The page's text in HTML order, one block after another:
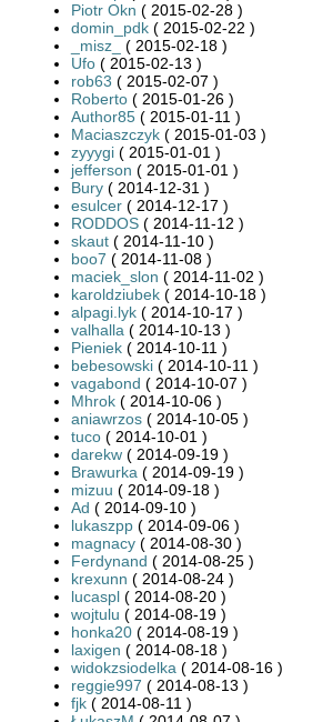
Piotr Okn ( 2015-02-28 )
domin_pdk ( 2015-02-22 )
_misz_
( 2015-02-18 )
Ufo ( 2015-02-13 )
rob63 ( 2015-02-07 )
Roberto ( 2015-01-26 )
Author85 ( 2015-01-11 )
Maciaszczyk ( 2015-01-03 )
zyyygi ( 2015-01-01 )
jefferson ( 2015-01-01 )
Bury ( 2014-12-31 )
esulcer ( 2014-12-17 )
RODDOS ( 2014-11-12 )
skaut ( 2014-11-10 )
boo7 ( 2014-11-08 )
maciek_slon ( 2014-11-02 )
karoldziubek ( 2014-10-18 )
alpagi.lyk ( 2014-10-17 )
valhalla ( 2014-10-13 )
Pieniek ( 2014-10-11 )
bebesowski ( 2014-10-11 )
vagabond ( 2014-10-07 )
Mhrok ( 2014-10-06 )
aniawrzos ( 2014-10-05 )
tuco ( 2014-10-01 )
darekw ( 2014-09-19 )
Brawurka ( 2014-09-19 )
mizuu ( 2014-09-18 )
Ad ( 2014-09-10 )
lukaszpp ( 2014-09-06 )
magnacy ( 2014-08-30 )
Ferdynand ( 2014-08-25 )
krexunn ( 2014-08-24 )
lucaspl ( 2014-08-20 )
wojtulu ( 2014-08-19 )
honka20 ( 2014-08-19 )
laxigen ( 2014-08-18 )
widokzsiodelka ( 2014-08-16 )
reggie997 ( 2014-08-13 )
fjk ( 2014-08-11 )